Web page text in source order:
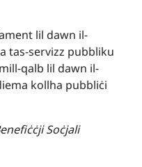
lil dawn il-
tas-servizz pubbliku
qalb lil dawn il-
kollha pubbliċi
Soċjali